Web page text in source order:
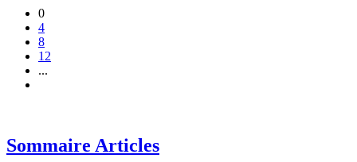
0
4
8
12
...
Sommaire Articles